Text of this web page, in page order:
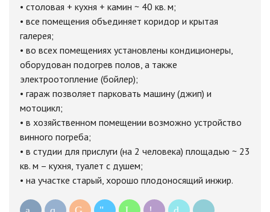
• столовая + кухня + камин ~ 40 кв. м;
• все помещения объединяет коридор и крытая
галерея;
• во всех помещениях установлены кондиционеры,
оборудован подогрев полов, а также
электроотопление (бойлер);
• гараж позволяет парковать машину (джип) и
мотоцикл;
• в хозяйственном помещении возможно устройство
винного погреба;
• в студии для прислуги (на 2 человека) площадью ~ 23
кв. м – кухня, туалет с душем;
• на участке старый, хорошо плодоносящий инжир.